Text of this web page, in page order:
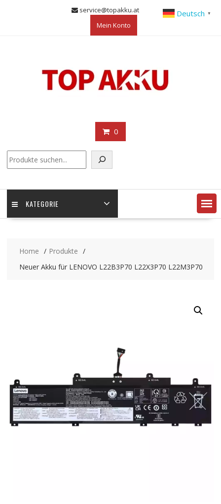
service@topakku.at
Mein Konto
0
KATEGORIE
Home
Produkte
Neuer Akku für LENOVO L22B3P70 L22X3P70 L22M3P70
Deutsch ▼